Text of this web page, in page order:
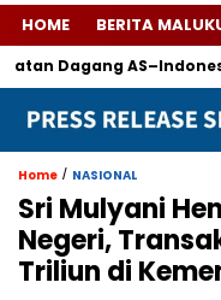
HOME BERITA
AS–Indonesia:
Home / NASIONAL
Sri Mulyani
Negeri,
Triliun di